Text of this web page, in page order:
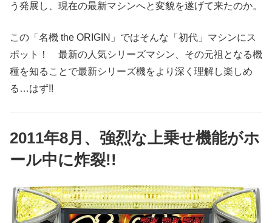
う発展し、現在の最新マシンへと変貌を遂げて来たのか。
この「名機 the ORIGIN」ではそんな「初代」マシンにス
ポット！ 最新の人気シリーズマシン、その元祖となる機
種を知ることで最新シリーズ機をより深く理解し楽しめ
る…はず!!
2011年8月、強烈な上乗せ機能がホ
ール中に炸裂!!